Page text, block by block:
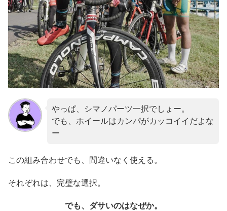
やっぱ、シマノパーツ一択でしょー。
でも、ホイールはカンパがカッコイイだよな
ー
この組み合わせでも、間違いなく使える。
それぞれは、完璧な選択。
でも、ダサいのはなぜか。